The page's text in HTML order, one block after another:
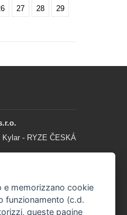
27 28
29
- RYZE ČESKÁ
153
e memorizzano cookie
funzionamento (c.d.
queste pagine